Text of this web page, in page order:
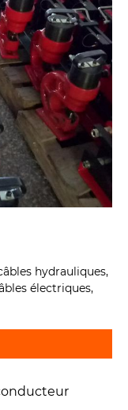
hydrauliques,
électriques,